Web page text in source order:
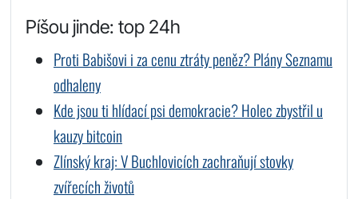
Píšou jinde: top 24h
Proti Babišovi i za cenu ztráty peněz? Plány Seznamu
odhaleny
Kde jsou ti hlídací psi demokracie? Holec zbystřil u
kauzy bitcoin
Zlínský kraj: V Buchlovicích zachraňují stovky
zvířecích životů